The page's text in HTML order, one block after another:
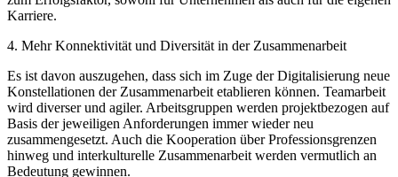
Karriere.
4. Mehr Konnektivität und Diversität in der Zusammenarbeit
Es ist davon auszugehen, dass sich im Zuge der Digitalisierung neue
Konstellationen der Zusammenarbeit etablieren können. Teamarbeit
wird diverser und agiler. Arbeitsgruppen werden projektbezogen auf
Basis der jeweiligen Anforderungen immer wieder neu
zusammengesetzt. Auch die Kooperation über Professionsgrenzen
hinweg und interkulturelle Zusammenarbeit werden vermutlich an
Bedeutung gewinnen.